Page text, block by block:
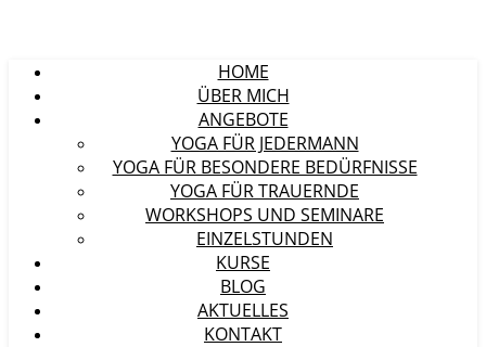
HOME
ÜBER MICH
ANGEBOTE
YOGA FÜR JEDERMANN
YOGA FÜR BESONDERE BEDÜRFNISSE
YOGA FÜR TRAUERNDE
WORKSHOPS UND SEMINARE
EINZELSTUNDEN
KURSE
BLOG
AKTUELLES
KONTAKT